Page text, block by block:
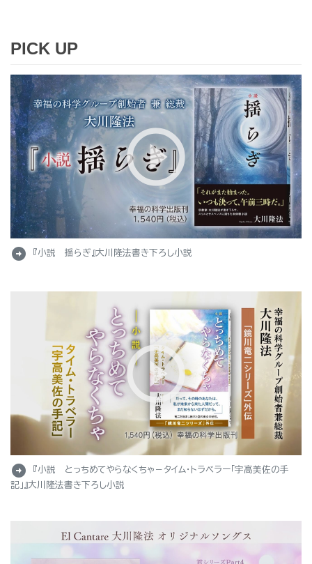
PICK UP
arrow_circle_right 『小説 揺らぎ』大川隆法書き下ろし小説
arrow_circle_right
『小説 とっちめてやらなくちゃ－タイム・トラベラー「宇高美佐の手
記」』大川隆法書き下ろし小説